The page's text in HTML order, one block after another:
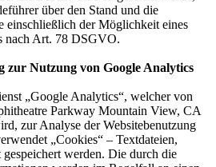
über den Stand und die
einschließlich der Möglichkeit eines
nach Art. 78 DSGVO.
zur Nutzung von Google Analytics
„Google Analytics“, welcher von
Parkway Mountain View, CA
zur Analyse der Websitebenutzung
„Cookies“ – Textdateien,
werden. Die durch die